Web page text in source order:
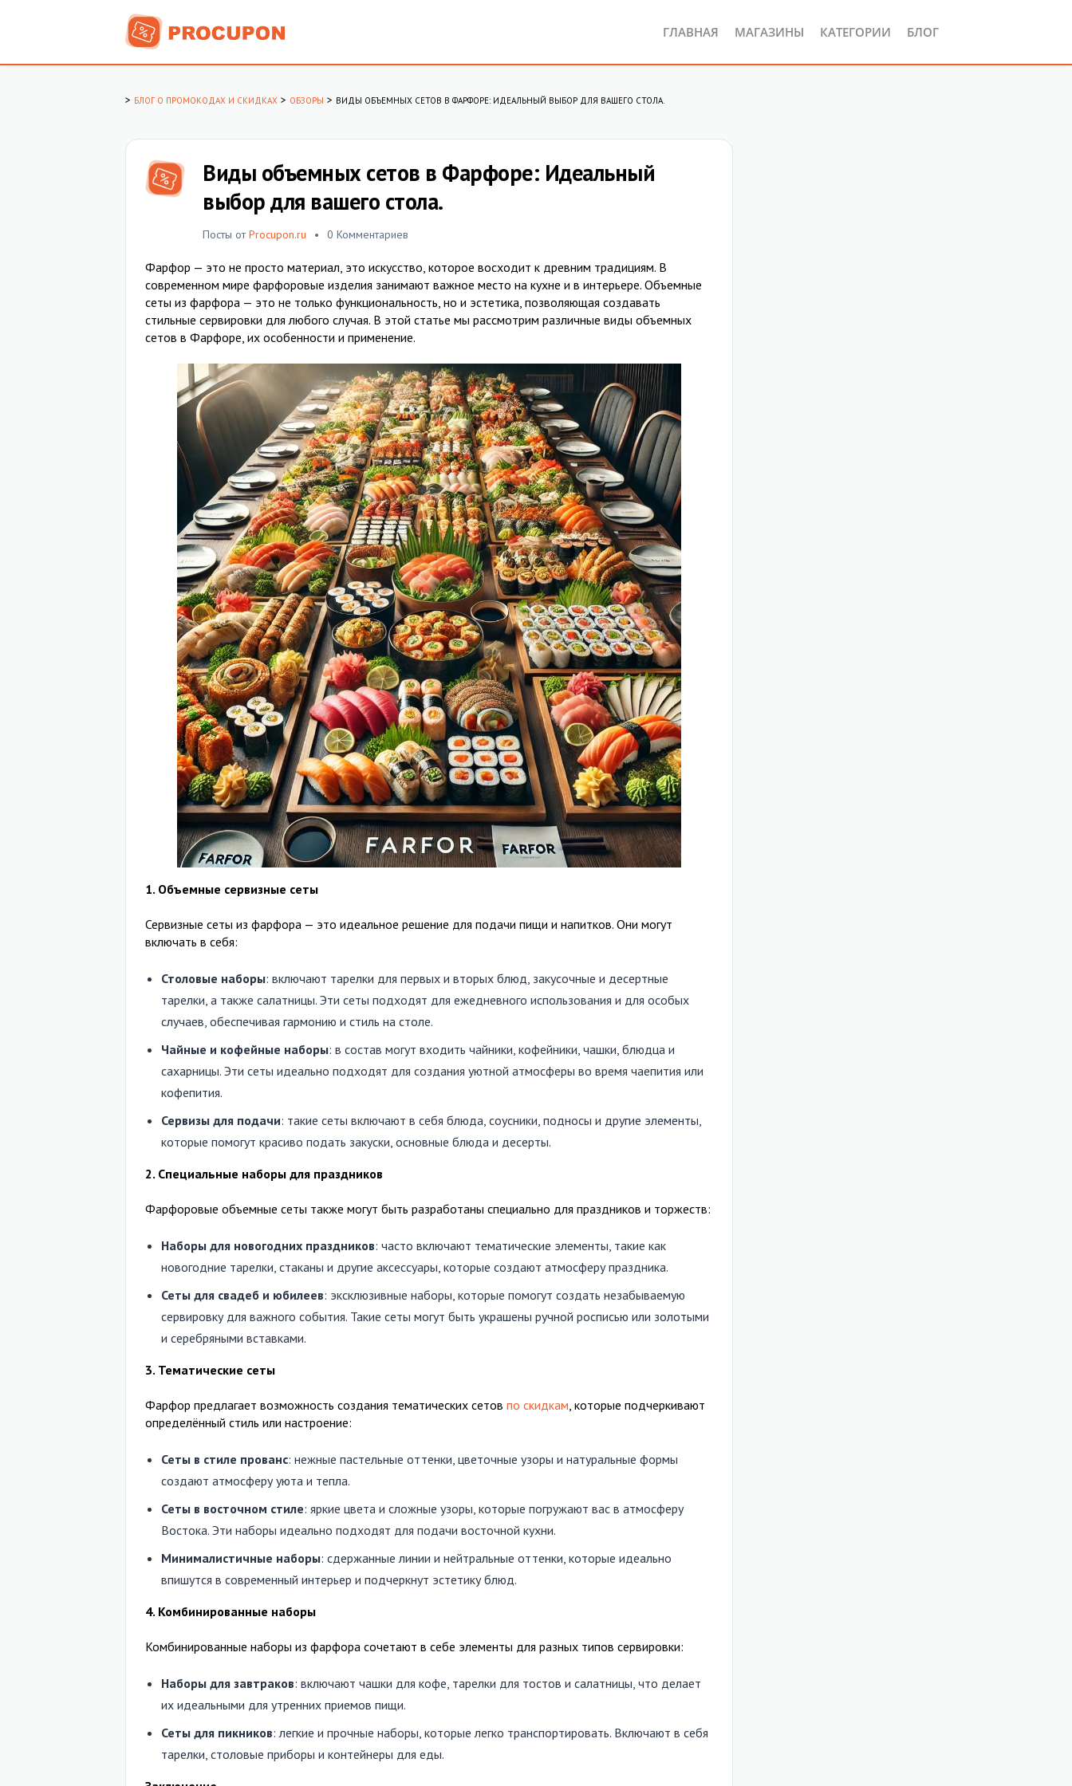
ГЛАВНАЯ МАГАЗИНЫ КАТЕГОРИИ БЛОГ
> БЛОГ О ПРОМОКОДАХ И СКИДКАХ > ОБЗОРЫ > ВИДЫ ОБЪЕМНЫХ СЕТОВ В ФАРФОРЕ: ИДЕАЛЬНЫЙ ВЫБОР ДЛЯ ВАШЕГО СТОЛА.
Виды объемных сетов в Фарфоре: Идеальный
выбор для вашего стола.
Посты отProcupon.ru 0 Комментариев
Фарфор — это не просто материал, это искусство, которое восходит к древним традициям. В
современном мире фарфоровые изделия занимают важное место на кухне и в интерьере. Объемные
сеты из фарфора — это не только функциональность, но и эстетика, позволяющая создавать
стильные сервировки для любого случая. В этой статье мы рассмотрим различные виды объемных
сетов в Фарфоре, их особенности и применение.
1. Объемные сервизные сеты
Сервизные сеты из фарфора — это идеальное решение для подачи пищи и напитков. Они могут
включать в себя:
Столовые наборы: включают тарелки для первых и вторых блюд, закусочные и десертные
тарелки, а также салатницы. Эти сеты подходят для ежедневного использования и для особых
случаев, обеспечивая гармонию и стиль на столе.
Чайные и кофейные наборы: в состав могут входить чайники, кофейники, чашки, блюдца и
сахарницы. Эти сеты идеально подходят для создания уютной атмосферы во время чаепития или
кофепития.
Сервизы для подачи: такие сеты включают в себя блюда, соусники, подносы и другие элементы,
которые помогут красиво подать закуски, основные блюда и десерты.
2. Специальные наборы для праздников
Фарфоровые объемные сеты также могут быть разработаны специально для праздников и торжеств:
Наборы для новогодних праздников: часто включают тематические элементы, такие как
новогодние тарелки, стаканы и другие аксессуары, которые создают атмосферу праздника.
Сеты для свадеб и юбилеев: эксклюзивные наборы, которые помогут создать незабываемую
сервировку для важного события. Такие сеты могут быть украшены ручной росписью или золотыми
и серебряными вставками.
3. Тематические сеты
Фарфор предлагает возможность создания тематических сетов по скидкам, которые подчеркивают
определённый стиль или настроение:
Сеты в стиле прованс: нежные пастельные оттенки, цветочные узоры и натуральные формы
создают атмосферу уюта и тепла.
Сеты в восточном стиле: яркие цвета и сложные узоры, которые погружают вас в атмосферу
Востока. Эти наборы идеально подходят для подачи восточной кухни.
Минималистичные наборы: сдержанные линии и нейтральные оттенки, которые идеально
впишутся в современный интерьер и подчеркнут эстетику блюд.
4. Комбинированные наборы
Комбинированные наборы из фарфора сочетают в себе элементы для разных типов сервировки:
Наборы для завтраков: включают чашки для кофе, тарелки для тостов и салатницы, что делает
их идеальными для утренних приемов пищи.
Сеты для пикников: легкие и прочные наборы, которые легко транспортировать. Включают в себя
тарелки, столовые приборы и контейнеры для еды.